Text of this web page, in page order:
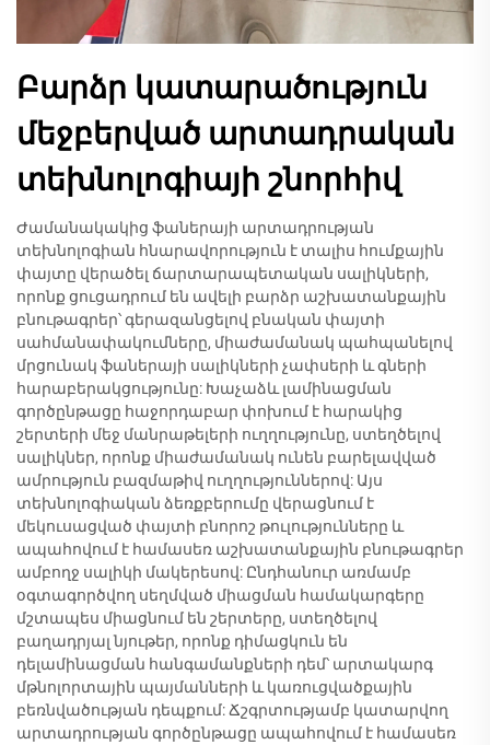
Բարձր կատարածություն
մեջբերված արտադրական
տեխնոլոգիայի շնորհիվ
Ժամանակակից ֆաներայի արտադրության
տեխնոլոգիան հնարավորություն է տալիս հումքային
փայտը վերածել ճարտարապետական սալիկների,
որոնք ցուցադրում են ավելի բարձր աշխատանքային
բնութագրեր՝ գերազանցելով բնական փայտի
սահմանափակումները, միաժամանակ պահպանելով
մրցունակ ֆաներայի սալիկների չափսերի և գների
հարաբերակցությունը: Խաչաձև լամինացման
գործընթացը հաջորդաբար փոխում է հարակից
շերտերի մեջ մանրաթելերի ուղղությունը, ստեղծելով
սալիկներ, որոնք միաժամանակ ունեն բարելավված
ամրություն բազմաթիվ ուղղություններով: Այս
տեխնոլոգիական ձեռքբերումը վերացնում է
մեկուսացված փայտի բնորոշ թուլությունները և
ապահովում է համասեռ աշխատանքային բնութագրեր
ամբողջ սալիկի մակերեսով: Ընդհանուր առմամբ
օգտագործվող սեղմված միացման համակարգերը
մշտապես միացնում են շերտերը, ստեղծելով
բաղադրյալ նյութեր, որոնք դիմացկուն են
դելամինացման հանգամանքների դեմ՝ արտակարգ
մթնոլորտային պայմանների և կառուցվածքային
բեռնվածության դեպքում: Ճշգրտությամբ կատարվող
արտադրության գործընթացը ապահովում է համասեռ